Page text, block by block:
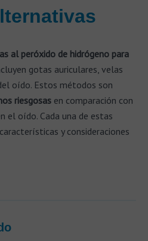
al peróxido de hidrógeno para
gotas auriculares, velas
oído. Estos métodos son
riesgosas en comparación con
el oído. Cada una de estas
y consideraciones